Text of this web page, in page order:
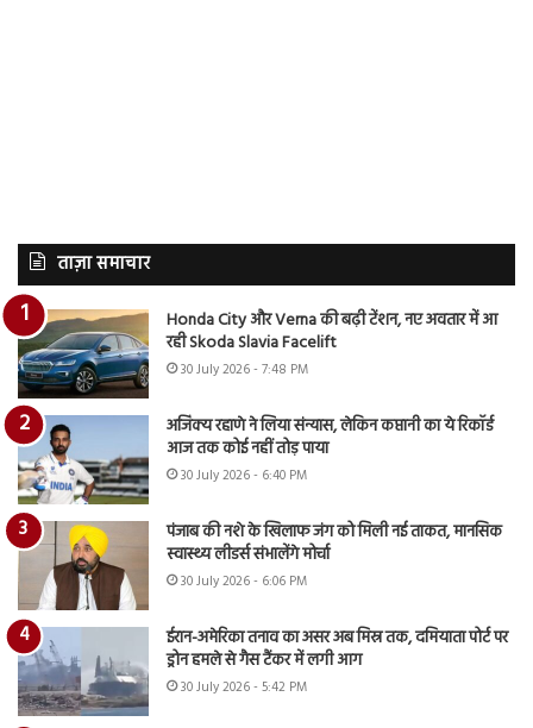
ताज़ा समाचार
Honda City और Verna की बढ़ी टेंशन, नए अवतार में आ
रही Skoda Slavia Facelift
30 July 2026 - 7:48 PM
अजिंक्य रहाणे ने लिया संन्यास, लेकिन कप्तानी का ये रिकॉर्ड
आज तक कोई नहीं तोड़ पाया
30 July 2026 - 6:40 PM
पंजाब की नशे के खिलाफ जंग को मिली नई ताकत, मानसिक
स्वास्थ्य लीडर्स संभालेंगे मोर्चा
30 July 2026 - 6:06 PM
ईरान-अमेरिका तनाव का असर अब मिस्र तक, दमियाता पोर्ट पर
ड्रोन हमले से गैस टैंकर में लगी आग
30 July 2026 - 5:42 PM